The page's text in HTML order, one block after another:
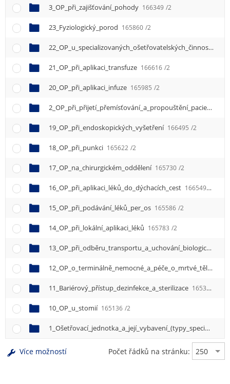
3_OP_při_zajišťování_pohody 166349 /2
23_Fyziologický_porod 165860 /2
22_OP_u_specializovaných_ošetřovatelských_činností
21_OP_při_aplikaci_transfuze 166616 /2
20_OP_při_aplikaci_infuze 165985 /2
2_OP_při_přijetí_přemísťování_a_propouštění_pacienta
19_OP_při_endoskopických_vyšetření 166495 /2
18_OP_při_punkci 165622 /2
17_OP_na_chirurgickém_oddělení 165730 /2
16_OP_při_aplikaci_léků_do_dýchacích_cest 166549 /2
15_OP_při_podávání_léků_per_os 165586 /2
14_OP_při_lokální_aplikaci_léků 165783 /2
13_OP_při_odběru_transportu_a_uchování_biologického_materiálu_k_vyšetření
12_OP_o_terminálně_nemocné_a_péče_o_mrtvé_tělo
11_Bariérový_přístup_dezinfekce_a_sterilizace 165331
10_OP_u_stomií 165136 /2
1_Ošetřovací_jednotka_a_její_vybavení_(typy_specifika)
Více možností Počet řádků na stránku: